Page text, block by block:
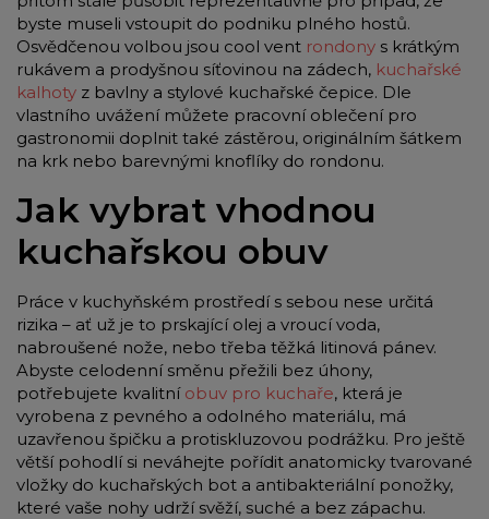
byste museli vstoupit do podniku plného hostů.
Osvědčenou volbou jsou cool vent rondony s krátkým
rukávem a prodyšnou síťovinou na zádech, kuchařské
kalhoty z bavlny a stylové kuchařské čepice. Dle
vlastního uvážení můžete pracovní oblečení pro
gastronomii doplnit také zástěrou, originálním šátkem
na krk nebo barevnými knoflíky do rondonu.
Jak vybrat vhodnou
kuchařskou obuv
Práce v kuchyňském prostředí s sebou nese určitá
rizika – ať už je to prskající olej a vroucí voda,
nabroušené nože, nebo třeba těžká litinová pánev.
Abyste celodenní směnu přežili bez úhony,
potřebujete kvalitní obuv pro kuchaře, která je
vyrobena z pevného a odolného materiálu, má
uzavřenou špičku a protiskluzovou podrážku. Pro ještě
větší pohodlí si neváhejte pořídit anatomicky tvarované
vložky do kuchařských bot a antibakteriální ponožky,
které vaše nohy udrží svěží, suché a bez zápachu.